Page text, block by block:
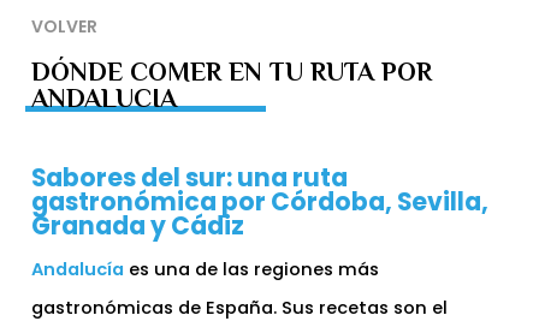
VOLVER
DÓNDE COMER EN TU RUTA POR
ANDALUCIA
Sabores del sur: una ruta
gastronómica por Córdoba, Sevilla,
Granada y Cádiz
Andalucía es una de las regiones más
gastronómicas de España. Sus recetas son el